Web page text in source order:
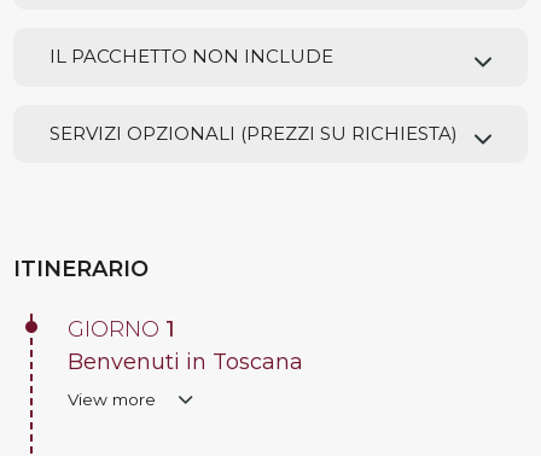
IL PACCHETTO NON INCLUDE
SERVIZI OPZIONALI (PREZZI SU RICHIESTA)
ITINERARIO
GIORNO 1
Benvenuti in Toscana
View more